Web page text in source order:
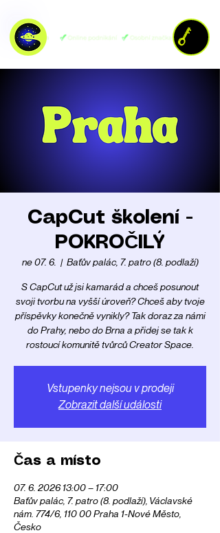
CapCut školení -
POKROČILÝ
ne 07. 6.
  |
Baťův palác, 7. patro (8. podlaží)
S CapCut už jsi kamarád a chceš posunout
svoji tvorbu na vyšší úroveň? Chceš aby tvoje
příspěvky konečně vynikly? Tak doraz za námi
do Prahy, nebo do Brna a přidej se tak k
rostoucí komunitě tvůrců Creator Space.
Vstupenky nejsou v prodeji
Zobrazit další události
Čas a místo
07. 6. 2026 13:00 – 17:00
Baťův palác, 7. patro (8. podlaží), Václavské
nám. 774/6, 110 00 Praha 1-Nové Město,
Česko